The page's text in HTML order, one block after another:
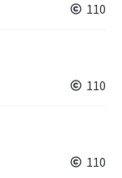
110
110
110